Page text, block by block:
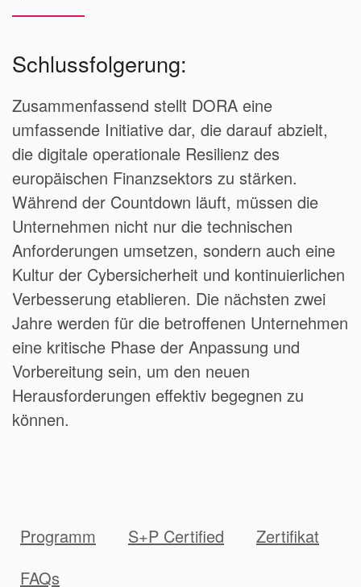
Schlussfolgerung:
Zusammenfassend stellt DORA eine
umfassende Initiative dar, die darauf abzielt,
die digitale operationale Resilienz des
europäischen Finanzsektors zu stärken.
Während der Countdown läuft, müssen die
Unternehmen nicht nur die technischen
Anforderungen umsetzen, sondern auch eine
Kultur der Cybersicherheit und kontinuierlichen
Verbesserung etablieren. Die nächsten zwei
Jahre werden für die betroffenen Unternehmen
eine kritische Phase der Anpassung und
Vorbereitung sein, um den neuen
Herausforderungen effektiv begegnen zu
können.
Programm S+P Certified
Zertifikat
FAQs